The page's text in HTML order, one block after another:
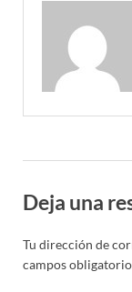
Deja una
Tu dirección de
campos